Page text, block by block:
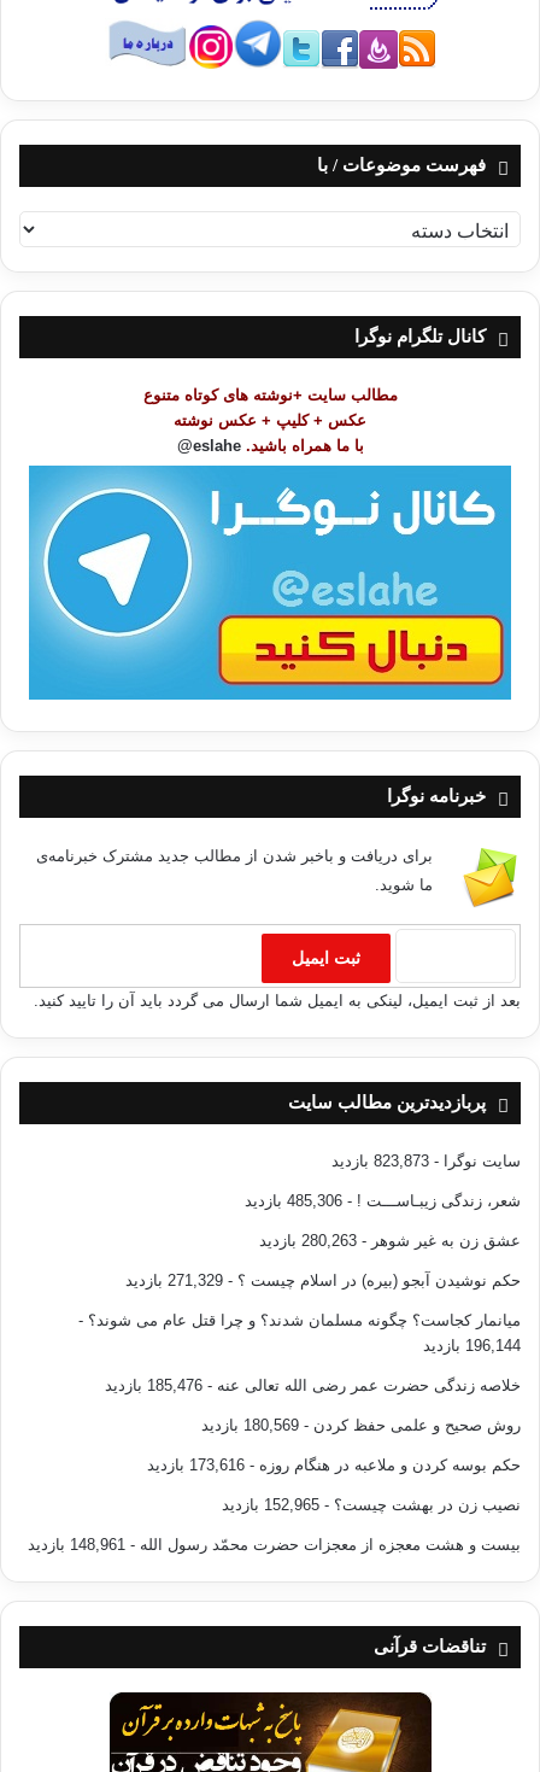
فهرست موضوعات / با
ه
ر
کانال تلگرام نوگرا
مطالب سایت +نوشته های کوتاه متنوع
عکس + کلیپ + عکس نوشته
با ما همراه باشید. eslahe@
خبرنامه نوگرا
برای دریافت و باخبر شدن از مطالب جدید مشترک خبرنامه‌ی
ما شوید.
بعد از ثبت ایمیل، لینکی به ایمیل شما ارسال می گردد باید آن را تایید کنید.
پربازدیدترین مطالب سایت
سایت نوگرا - 823,873 بازدید
شعر، زندگی زیبـاســـت ! - 485,306 بازدید
عشق زن به غیر شوهر - 280,263 بازدید
حکم نوشیدن آبجو (بیره) در اسلام چیست ؟ - 271,329 بازدید
میانمار کجاست؟ چگونه مسلمان شدند؟ و چرا قتل عام می شوند؟ -
196,144 بازدید
خلاصه زندگی حضرت عمر رضی الله تعالی عنه - 185,476 بازدید
روش صحیح و علمی حفظ کردن - 180,569 بازدید
حکم بوسه کردن و ملاعبه در هنگام روزه - 173,616 بازدید
نصیب زن در بهشت چیست؟ - 152,965 بازدید
بیست و هشت معجزه از معجزات حضرت محمّد رسول الله - 148,961 بازدید
تناقضات قرآنی